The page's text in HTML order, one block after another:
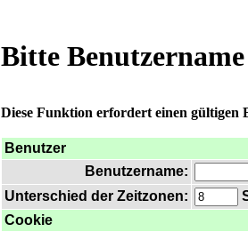
Bitte
Diese Funktion erfordert einen gültigen
Benutzer
Benutzername:
Unterschied der Zeitzonen:
Cookie